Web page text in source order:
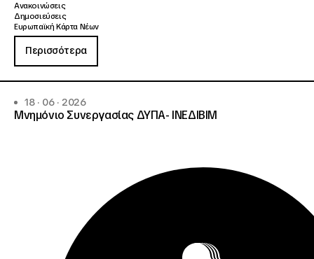
Ανακοινώσεις
Δημοσιεύσεις
Ευρωπαϊκή Κάρτα Νέων
Περισσότερα
18 · 06 · 2026
Μνημόνιο Συνεργασίας ΔΥΠΑ- ΙΝΕΔΙΒΙΜ